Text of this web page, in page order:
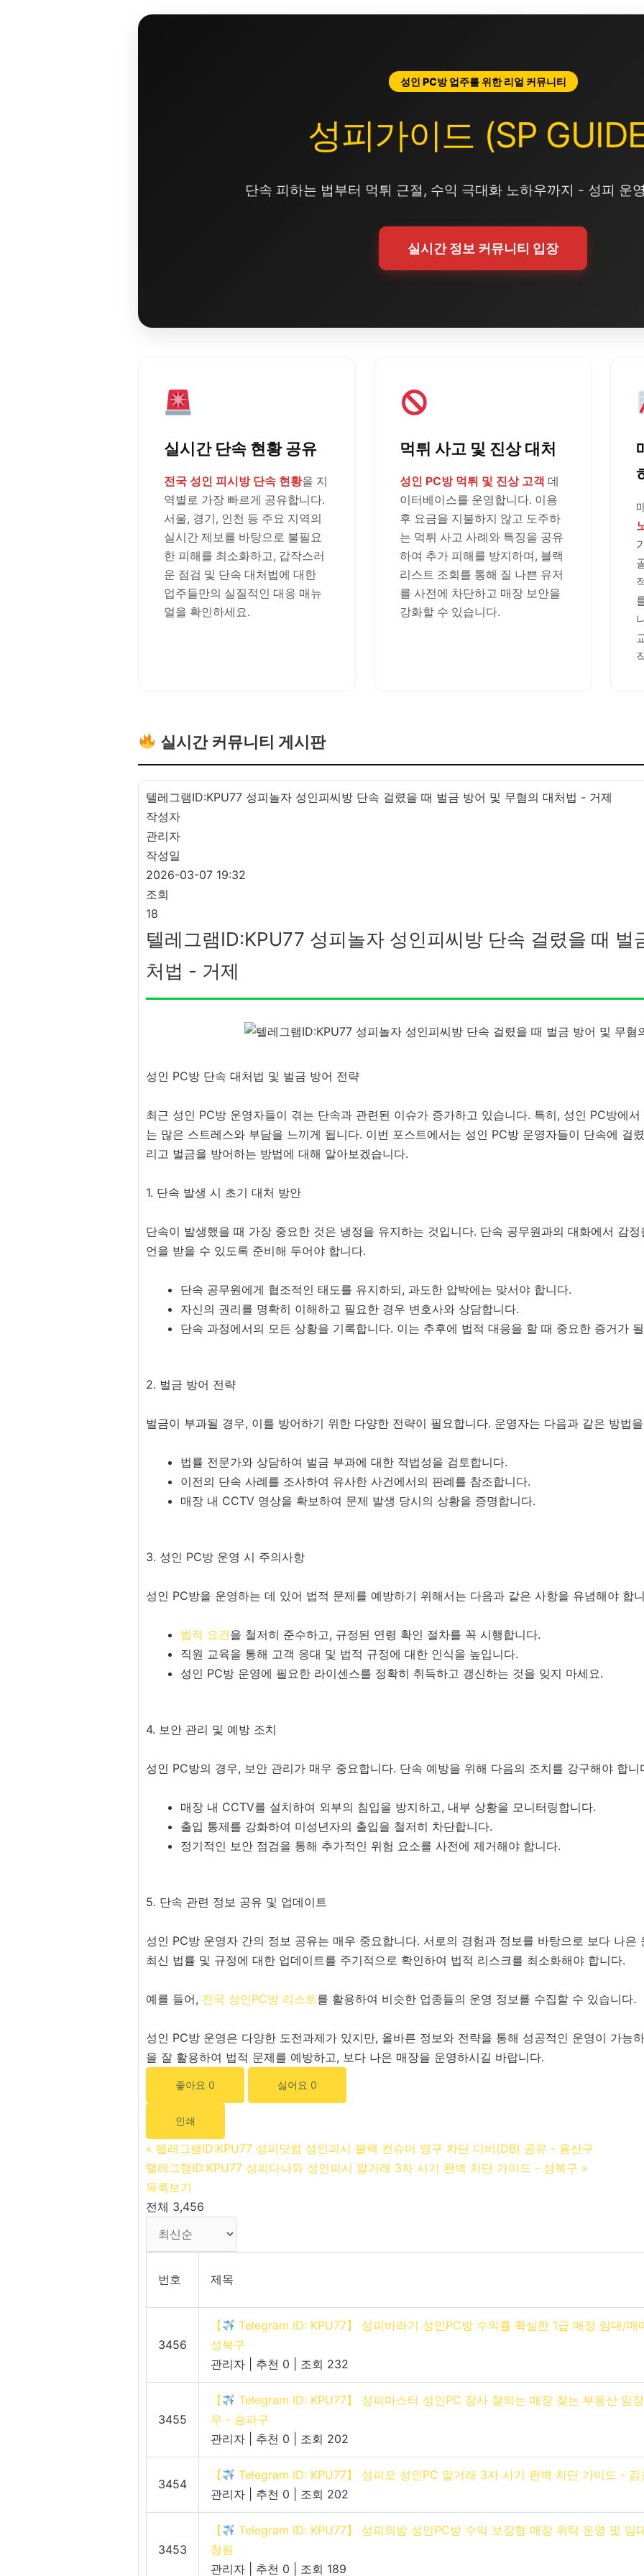
성인 PC방 업주를 위한 리얼 커뮤니티
성피가이드 (SP
단속 피하는 법부터 먹튀 근절, 수익 극대화 노하우까지 - 성피 운
실시간 정보 커뮤니티 입장
실시간 단속 현황 공유
전국 성인 피시방 단속 현황을 지
역별로 가장 빠르게 공유합니다.
서울, 경기, 인천 등 주요 지역의
실시간 제보를 바탕으로 불필요
한 피해를 최소화하고, 갑작스러
운 점검 및 단속 대처법에 대한
업주들만의 실질적인 대응 매뉴
얼을 확인하세요.
먹튀 사고 및 진상 대처
성인 PC방 먹튀 및 진상 고객 데
이터베이스를 운영합니다. 이용
후 요금을 지불하지 않고 도주하
는 먹튀 사고 사례와 특징을 공유
하여 추가 피해를 방지하며, 블랙
리스트 조회를 통해 질 나쁜 유저
를 사전에 차단하고 매장 보안을
강화할 수 있습니다.
실시간 커뮤니티 게시판
텔레그램ID:KPU77 성피놀자 성인피씨방 단속 걸렸을 때 벌금 방어 및 무혐의 대처법 - 거제
작성자
관리자
작성일
2026-03-07 19:32
조회
18
텔레그램ID:KPU77 성피놀자 성인피씨방 단속 걸렸을 때 벌
처법 - 거제
성인 PC방 단속 대처법 및 벌금 방어 전략
최근 성인 PC방 운영자들이 겪는 단속과 관련된 이슈가 증가하고 있습니다. 특히, 성인 PC방에
는 많은 스트레스와 부담을 느끼게 됩니다. 이번 포스트에서는 성인 PC방 운영자들이 단속에 걸
리고 벌금을 방어하는 방법에 대해 알아보겠습니다.
1. 단속 발생 시 초기 대처 방안
단속이 발생했을 때 가장 중요한 것은 냉정을 유지하는 것입니다. 단속 공무원과의 대화에서 감
언을 받을 수 있도록 준비해 두어야 합니다.
단속 공무원에게 협조적인 태도를 유지하되, 과도한 압박에는 맞서야 합니다.
자신의 권리를 명확히 이해하고 필요한 경우 변호사와 상담합니다.
단속 과정에서의 모든 상황을 기록합니다. 이는 추후에 법적 대응을 할 때 중요한 증거가
2. 벌금 방어 전략
벌금이 부과될 경우, 이를 방어하기 위한 다양한 전략이 필요합니다. 운영자는 다음과 같은 방법
법률 전문가와 상담하여 벌금 부과에 대한 적법성을 검토합니다.
이전의 단속 사례를 조사하여 유사한 사건에서의 판례를 참조합니다.
매장 내 CCTV 영상을 확보하여 문제 발생 당시의 상황을 증명합니다.
3. 성인 PC방 운영 시 주의사항
성인 PC방을 운영하는 데 있어 법적 문제를 예방하기 위해서는 다음과 같은 사항을 유념해야 합
법적 요건을 철저히 준수하고, 규정된 연령 확인 절차를 꼭 시행합니다.
직원 교육을 통해 고객 응대 및 법적 규정에 대한 인식을 높입니다.
성인 PC방 운영에 필요한 라이센스를 정확히 취득하고 갱신하는 것을 잊지 마세요.
4. 보안 관리 및 예방 조치
성인 PC방의 경우, 보안 관리가 매우 중요합니다. 단속 예방을 위해 다음의 조치를 강구해야 합니
매장 내 CCTV를 설치하여 외부의 침입을 방지하고, 내부 상황을 모니터링합니다.
출입 통제를 강화하여 미성년자의 출입을 철저히 차단합니다.
정기적인 보안 점검을 통해 추가적인 위험 요소를 사전에 제거해야 합니다.
5. 단속 관련 정보 공유 및 업데이트
성인 PC방 운영자 간의 정보 공유는 매우 중요합니다. 서로의 경험과 정보를 바탕으로 보다 나은
최신 법률 및 규정에 대한 업데이트를 주기적으로 확인하여 법적 리스크를 최소화해야 합니다.
예를 들어, 전국 성인PC방 리스트를 활용하여 비슷한 업종들의 운영 정보를 수집할 수 있습니다.
성인 PC방 운영은 다양한 도전과제가 있지만, 올바른 정보와 전략을 통해 성공적인 운영이 가능
을 잘 활용하여 법적 문제를 예방하고, 보다 나은 매장을 운영하시길 바랍니다.
좋아요 0 싫어요 0
인쇄
« 텔레그램ID:KPU77 성피닷컴 성인피시 블랙 컨슈머 영구 차단 디비(DB) 공유 - 용산구
텔레그램ID:KPU77 성피다나와 성인피시 알거래 3자 사기 완벽 차단 가이드 - 성북구 »
목록보기
전체 3,456
번호 제목
3456
【
Telegram ID: KPU77】 성피바라기 성인PC방 수익률 확실한 1급 매장 임대/매
성북구
관리자
추천 0 조회 232
3455
【
Telegram ID: KPU77】 성피마스터 성인PC 장사 잘되는 매장 찾는 부동산 임
우 - 송파구
관리자
추천 0 조회 202
3454
【
Telegram ID: KPU77】 성피모 성인PC 알거래 3자 사기 완벽 차단 가이드 - 김
관리자
추천 0 조회 202
3453
【
Telegram ID: KPU77】 성피의밤 성인PC방 수익 보장형 매장 위탁 운영 및 임
창원
관리자
추천 0 조회 189